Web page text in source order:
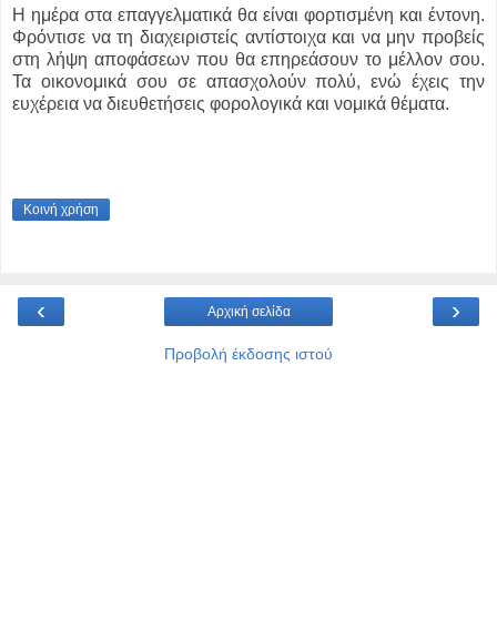
Η ημέρα στα επαγγελματικά θα είναι φορτισμένη και έντονη.
Φρόντισε να τη διαχειριστείς αντίστοιχα και να μην προβείς
στη λήψη αποφάσεων που θα επηρεάσουν το μέλλον σου.
Τα οικονομικά σου σε απασχολούν πολύ, ενώ έχεις την
ευχέρεια να διευθετήσεις φορολογικά και νομικά θέματα.
Κοινή χρήση
‹ ›
Αρχική σελίδα
Προβολή έκδοσης ιστού